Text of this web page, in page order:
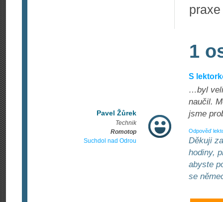
1
Pavel Žůrek
Technik
Romotop
Suchdol nad Odrou
S
…byl
naučil.
jsme
Odpověď
Děkuji
hodiny,
abyste
se